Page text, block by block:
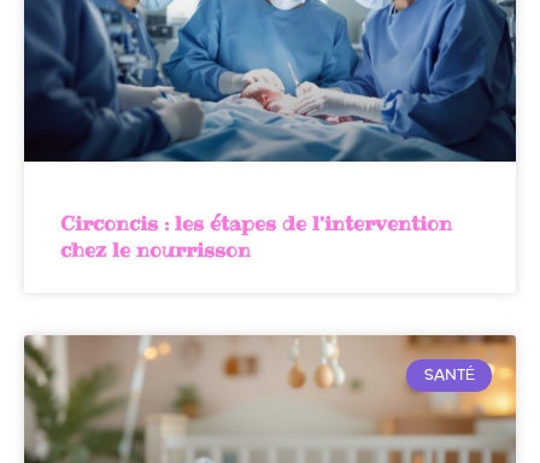
Circoncis : les étapes de l’intervention
chez le nourrisson
SANTÉ